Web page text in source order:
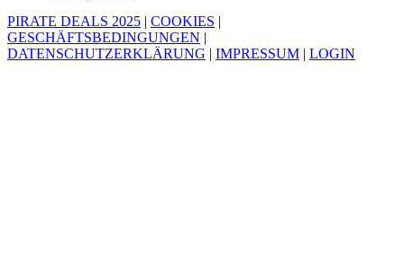
PIRATE DEALS 2025
COOKIES
GESCHÄFTSBEDINGUNGEN
DATENSCHUTZERKLÄRUNG
IMPRESSUM LOGIN